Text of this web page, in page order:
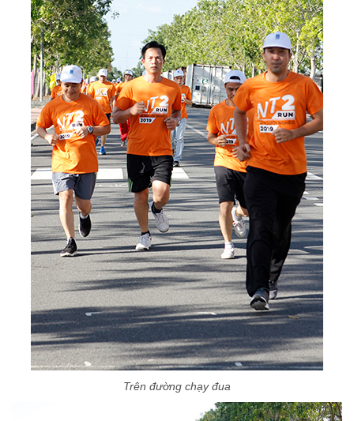
Trên đường chạy đua